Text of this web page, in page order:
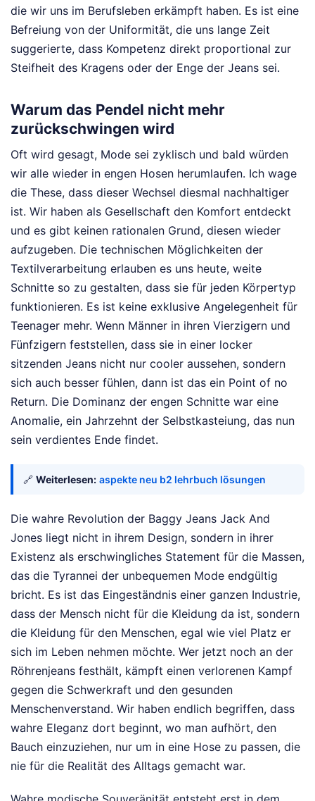
die wir uns im Berufsleben erkämpft haben. Es ist eine
Befreiung von der Uniformität, die uns lange Zeit
suggerierte, dass Kompetenz direkt proportional zur
Steifheit des Kragens oder der Enge der Jeans sei.
Warum das Pendel nicht mehr
zurückschwingen wird
Oft wird gesagt, Mode sei zyklisch und bald würden
wir alle wieder in engen Hosen herumlaufen. Ich wage
die These, dass dieser Wechsel diesmal nachhaltiger
ist. Wir haben als Gesellschaft den Komfort entdeckt
und es gibt keinen rationalen Grund, diesen wieder
aufzugeben. Die technischen Möglichkeiten der
Textilverarbeitung erlauben es uns heute, weite
Schnitte so zu gestalten, dass sie für jeden Körpertyp
funktionieren. Es ist keine exklusive Angelegenheit für
Teenager mehr. Wenn Männer in ihren Vierzigern und
Fünfzigern feststellen, dass sie in einer locker
sitzenden Jeans nicht nur cooler aussehen, sondern
sich auch besser fühlen, dann ist das ein Point of no
Return. Die Dominanz der engen Schnitte war eine
Anomalie, ein Jahrzehnt der Selbstkasteiung, das nun
sein verdientes Ende findet.
🔗 Weiterlesen: aspekte neu b2 lehrbuch lösungen
Die wahre Revolution der Baggy Jeans Jack And
Jones liegt nicht in ihrem Design, sondern in ihrer
Existenz als erschwingliches Statement für die Massen,
das die Tyrannei der unbequemen Mode endgültig
bricht. Es ist das Eingeständnis einer ganzen Industrie,
dass der Mensch nicht für die Kleidung da ist, sondern
die Kleidung für den Menschen, egal wie viel Platz er
sich im Leben nehmen möchte. Wer jetzt noch an der
Röhrenjeans festhält, kämpft einen verlorenen Kampf
gegen die Schwerkraft und den gesunden
Menschenverstand. Wir haben endlich begriffen, dass
wahre Eleganz dort beginnt, wo man aufhört, den
Bauch einzuziehen, nur um in eine Hose zu passen, die
nie für die Realität des Alltags gemacht war.